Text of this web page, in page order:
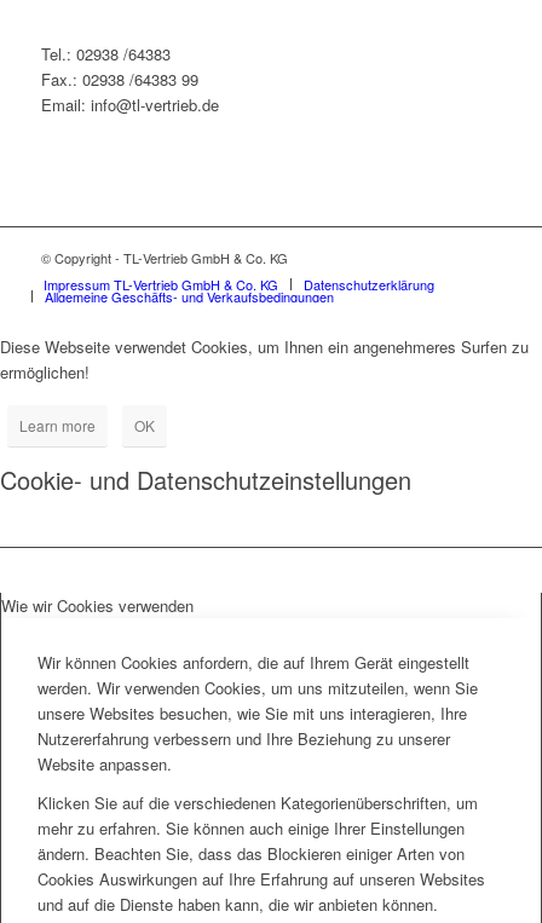
Tel.: 02938 /64383
Fax.: 02938 /64383 99
Email: info@tl-vertrieb.de
© Copyright - TL-Vertrieb GmbH & Co. KG
Impressum TL-Vertrieb GmbH & Co. KG
Datenschutzerklärung
Allgemeine Geschäfts- und Verkaufsbedingungen
Diese Webseite verwendet Cookies, um Ihnen ein angenehmeres Surfen zu
ermöglichen!
Learn more OK
Cookie- und Datenschutzeinstellungen
Wie wir Cookies verwenden
Wir können Cookies anfordern, die auf Ihrem Gerät eingestellt
werden. Wir verwenden Cookies, um uns mitzuteilen, wenn Sie
unsere Websites besuchen, wie Sie mit uns interagieren, Ihre
Nutzererfahrung verbessern und Ihre Beziehung zu unserer
Website anpassen.
Klicken Sie auf die verschiedenen Kategorienüberschriften, um
mehr zu erfahren. Sie können auch einige Ihrer Einstellungen
ändern. Beachten Sie, dass das Blockieren einiger Arten von
Cookies Auswirkungen auf Ihre Erfahrung auf unseren Websites
und auf die Dienste haben kann, die wir anbieten können.